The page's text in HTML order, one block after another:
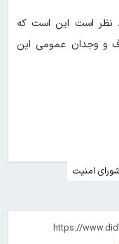
نظر است این است که
و وجدان عمومی این
شورای امنیت